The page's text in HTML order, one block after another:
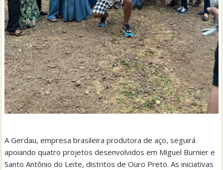
A Gerdau, empresa brasileira produtora de aço, seguirá
apoiando quatro projetos desenvolvidos em Miguel Burnier e
Santo Antônio do Leite, distritos de Ouro Preto. As iniciativas